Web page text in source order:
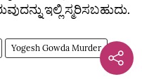
ಇಲ್ಲಿ ಸ್ಮರಿಸಬಹುದು.
Yogesh Gowda Murder